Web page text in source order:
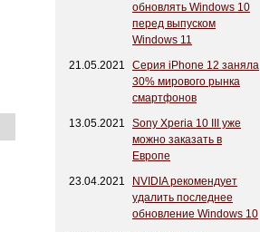
обновлять Windows 10
перед выпуском
Windows 11
21.05.2021
Серия iPhone 12 заняла
30% мирового рынка
смартфонов
13.05.2021
Sony Xperia 10 III уже
можно заказать в
Европе
23.04.2021
NVIDIA рекомендует
удалить последнее
обновление Windows 10